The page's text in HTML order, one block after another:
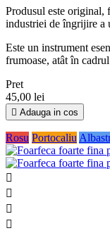
Produsul este original,
industriei de îngrijire a
Este un instrument
frumoase, atât în
Pret
45,00 lei
 Adauga in cos
Rosu Portocaliu



